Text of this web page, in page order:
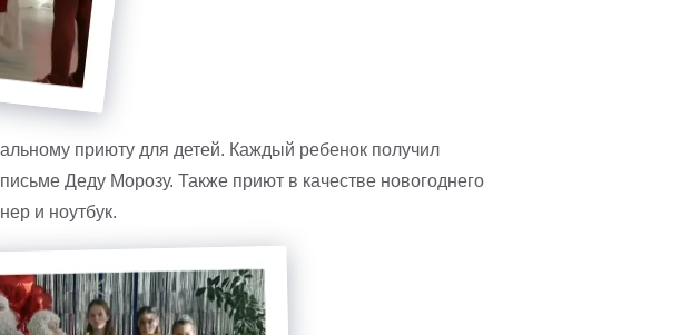
приюту для детей. Каждый ребенок получил
Деду Морозу. Также приют в качестве новогоднего
и ноутбук.